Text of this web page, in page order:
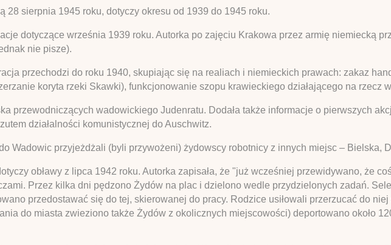
28 sierpnia 1945 roku, dotyczy okresu od 1939 do 1945 roku.
dotyczące września 1939 roku. Autorka po zajęciu Krakowa przez armię niemiecką
nie pisze).
przechodzi do roku 1940, skupiając się na realiach i niemieckich prawach: zakaz
koryta rzeki Skawki), funkcjonowanie szopu krawieckiego działającego na rzecz
przewodniczących wadowickiego Judenratu. Dodała także informacje o pierwszych
działalności komunistycznej do Auschwitz.
Wadowic przyjeżdżali (byli przywożeni) żydowscy robotnicy z innych miejsc – Bielska,
obławy z lipca 1942 roku. Autorka zapisała, że "już wcześniej przewidywano, że
Przez kilka dni pędzono Żydów na plac i dzielono wedle przydzielonych zadań.
przedostawać się do tej, skierowanej do pracy. Rodzice usiłowali przerzucać do
do miasta zwieziono także Żydów z okolicznych miejscowości) deportowano około